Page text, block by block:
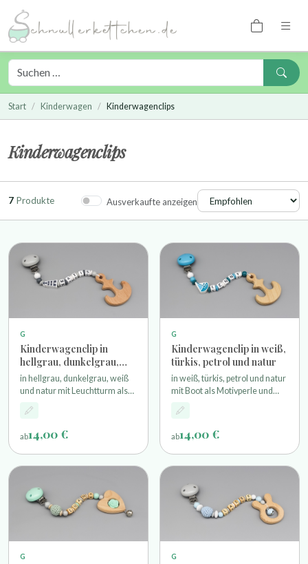
Start Kinderwagen Kinderwagenclips
Kinderwagenclips
7 Produkte Ausverkaufte anzeigen
G
Kinderwagenclip in
hellgrau, dunkelgrau,
weiß und natur
in hellgrau, dunkelgrau, weiß
und natur mit Leuchtturm als
Motivperle sowie einem
Holzanker
ab14,00 €
G
Kinderwagenclip in weiß,
türkis, petrol und natur
in weiß, türkis, petrol und natur
mit Boot als Motivperle und
einem Holzanker
ab14,00 €
G G